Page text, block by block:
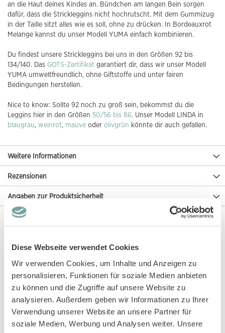
Diese Webseite verwendet Cookies
Wir verwenden Cookies, um Inhalte und Anzeigen zu
personalisieren, Funktionen für soziale Medien anbieten
zu können und die Zugriffe auf unsere Website zu
analysieren. Außerdem geben wir Informationen zu Ihrer
Verwendung unserer Website an unsere Partner für
soziale Medien, Werbung und Analysen weiter. Unsere
an die Haut deines Kindes an. Bündchen am langen Bein sorgen
dafür, dass die Strickleggins nicht hochrutscht. Mit dem Gummizug
in der Taille sitzt alles wie es soll, ohne zu drücken. In Bordeauxrot
Melange kannst du unser Modell YUMA einfach kombinieren.
Du findest unsere Strickleggins bei uns in den Größen 92 bis
134/140. Das GOTS-Zertifikat garantiert dir, dass wir unser Modell
YUMA umweltfreundlich, ohne Giftstoffe und unter fairen
Bedingungen herstellen.
Nice to know: Sollte 92 noch zu groß sein, bekommst du die
Leggins hier in den Größen 50/56 bis 86. Unser Modell LINDA in
blaugrau, weinrot, mauve oder olivgrün könnte dir auch gefallen.
Weitere Informationen
Rezensionen
Angaben zur Produktsicherheit